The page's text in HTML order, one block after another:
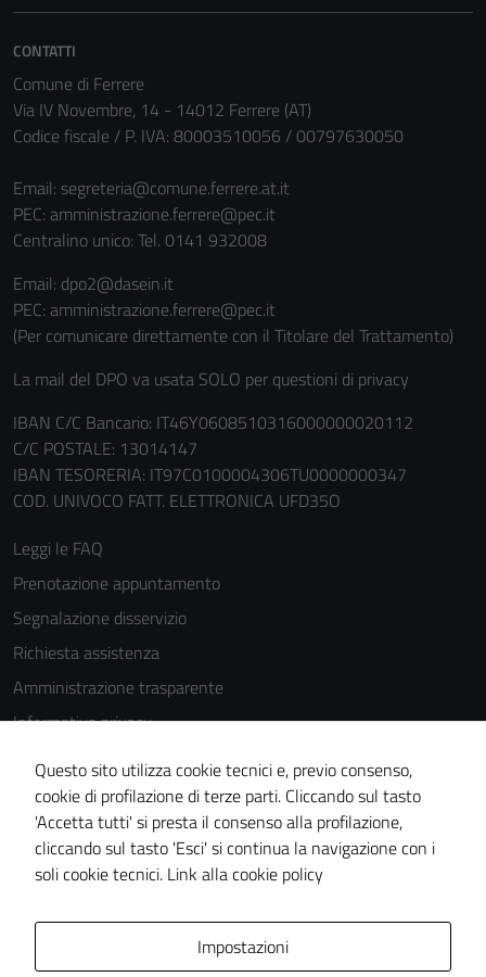
CONTATTI
Comune di Ferrere
Via IV Novembre, 14 - 14012 Ferrere (AT)
Codice fiscale / P. IVA: 80003510056 / 00797630050
Email: segreteria@comune.ferrere.at.it
PEC: amministrazione.ferrere@pec.it
Centralino unico: Tel. 0141 932008
Email: dpo2@dasein.it
PEC: amministrazione.ferrere@pec.it
(Per comunicare direttamente con il Titolare del Trattamento)
La mail del DPO va usata SOLO per questioni di privacy
IBAN C/C Bancario: IT46Y0608510316000000020112
C/C POSTALE: 13014147
IBAN TESORERIA: IT97C0100004306TU0000000347
COD. UNIVOCO FATT. ELETTRONICA UFD35O
Leggi le FAQ
Prenotazione appuntamento
Segnalazione disservizio
Richiesta assistenza
Amministrazione trasparente
Informativa privacy
Cookie Policy
Note legali
Dichiarazione di accessibilità
Piano di miglioramento del sito
Questo sito utilizza cookie tecnici e, previo consenso,
cookie di profilazione di terze parti. Cliccando sul tasto
'Accetta tutti' si presta il consenso alla profilazione,
cliccando sul tasto 'Esci' si continua la navigazione con i
soli cookie tecnici. Link alla cookie policy
Impostazioni
possono
non raccolgono
informazioni